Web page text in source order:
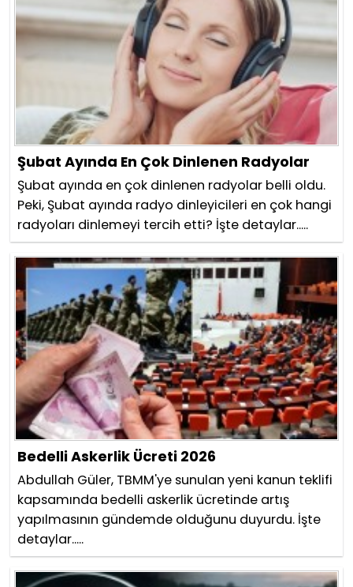
Şubat Ayında En Çok Dinlenen Radyolar
Şubat ayında en çok dinlenen radyolar belli oldu.
Peki, Şubat ayında radyo dinleyicileri en çok hangi
radyoları dinlemeyi tercih etti? İşte detaylar.....
Bedelli Askerlik Ücreti 2026
Abdullah Güler, TBMM'ye sunulan yeni kanun teklifi
kapsamında bedelli askerlik ücretinde artış
yapılmasının gündemde olduğunu duyurdu. İşte
detaylar.....